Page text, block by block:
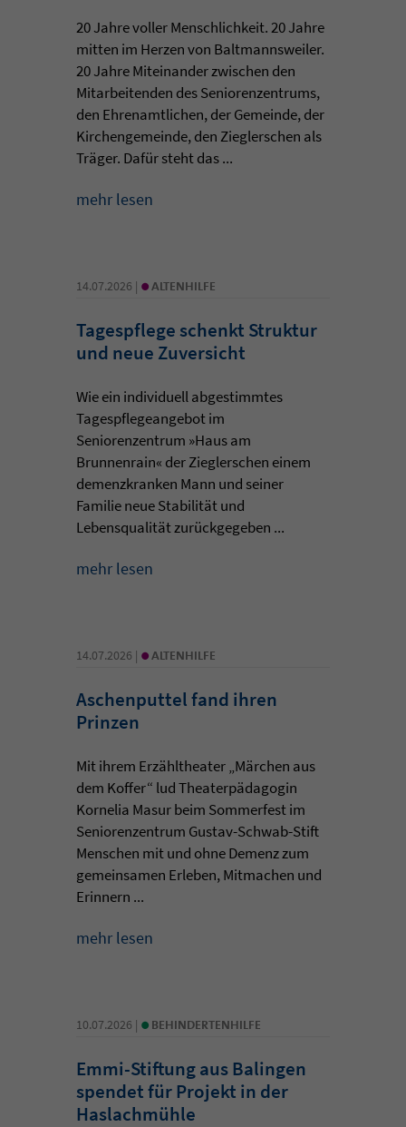
20 Jahre voller Menschlichkeit. 20 Jahre
mitten im Herzen von Baltmannsweiler.
20 Jahre Miteinander zwischen den
Mitarbeitenden des Seniorenzentrums,
den Ehrenamtlichen, der Gemeinde, der
Kirchengemeinde, den Zieglerschen als
Träger. Dafür steht das ...
mehr lesen
14.07.2026 | • ALTENHILFE
Tagespflege schenkt Struktur
und neue Zuversicht
Wie ein individuell abgestimmtes
Tagespflegeangebot im
Seniorenzentrum »Haus am
Brunnenrain« der Zieglerschen einem
demenzkranken Mann und seiner
Familie neue Stabilität und
Lebensqualität zurückgegeben ...
mehr lesen
14.07.2026 | • ALTENHILFE
Aschenputtel fand ihren
Prinzen
Mit ihrem Erzähltheater „Märchen aus
dem Koffer“ lud Theaterpädagogin
Kornelia Masur beim Sommerfest im
Seniorenzentrum Gustav-Schwab-Stift
Menschen mit und ohne Demenz zum
gemeinsamen Erleben, Mitmachen und
Erinnern ...
mehr lesen
10.07.2026 | • BEHINDERTENHILFE
Emmi-Stiftung aus Balingen
spendet für Projekt in der
Haslachmühle